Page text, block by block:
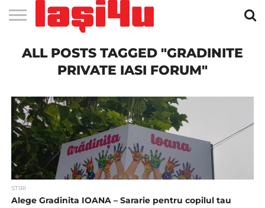
STIRI
APARTAMENTE
NOI IASI
STIRI
IASI
JOBS
IN
FILME
LA
CLUBURI /
DISCOTECI
BARURI /
CAFENELE
SALI DE
FORTA
SALOANE DE
INFRUMUSETARE
AGENTII
DE
RESTAURANTE
IN IASI
PIZZA
IN
PISCINA
IN IASI
FLORARII
RADIO
LIVE
SPALATORII
AUTO
TRACTARI
AUTO
TAXI
IN
CINEMA
TEATRU
HOTELURI
/
PENSIUNI
TEREN
SPORTIV
TEREN
TENIS
FARMACII
NON
COFFEE-
TO-GO
FIRME DE
PUBLICITATE
RENT
A
ALL POSTS TAGGED "GRADINITE
PRIVATE IASI FORUM"
STIRI
Alege Gradinita IOANA – Sararie pentru copilul tau